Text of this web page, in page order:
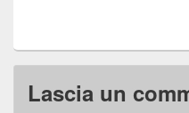
Lascia un